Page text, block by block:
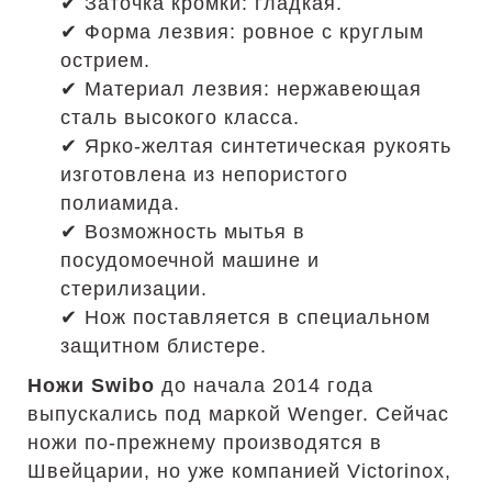
✔ Форма лезвия: ровное с круглым
острием.
✔ Материал лезвия: нержавеющая
сталь высокого класса.
✔ Ярко-желтая синтетическая рукоять
изготовлена из непористого
полиамида.
✔ Возможность мытья в
посудомоечной машине и
стерилизации.
✔ Нож поставляется в специальном
защитном блистере.
Ножи Swibo до начала 2014 года
выпускались под маркой Wenger. Сейчас
ножи по-прежнему производятся в
Швейцарии, но уже компанией Victorinox,